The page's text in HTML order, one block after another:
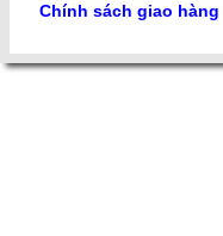
Chính sách giao hàng